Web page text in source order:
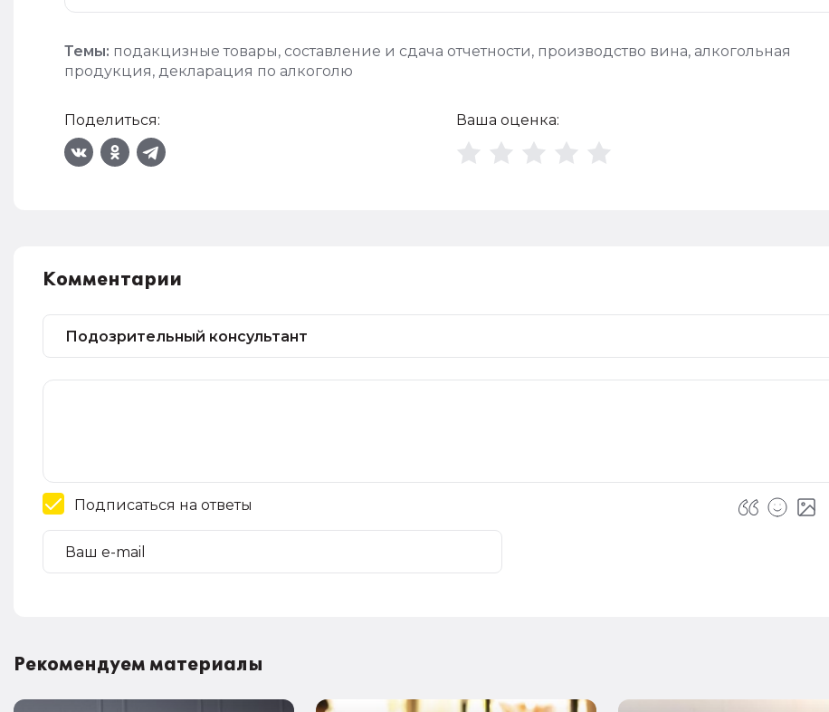
Темы: подакцизные товары, составление и сдача отчетности, производство вина, алкогольная
продукция, декларация по алкоголю
Поделиться: Ваша оценка:
Комментарии
Подписаться на ответы
Рекомендуем материалы